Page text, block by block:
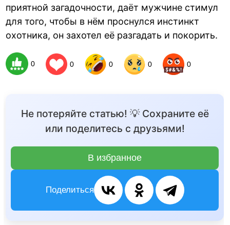
приятной загадочности, даёт мужчине стимул
для того, чтобы в нём проснулся инстинкт
охотника, он захотел её разгадать и покорить.
0 0 0 0 0
Не потеряйте статью! 💡 Сохраните её
или поделитесь с друзьями!
В избранное
Поделиться